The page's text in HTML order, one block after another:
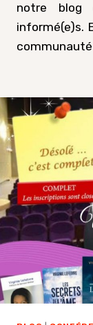
notre blog
informé(e)s.
communauté